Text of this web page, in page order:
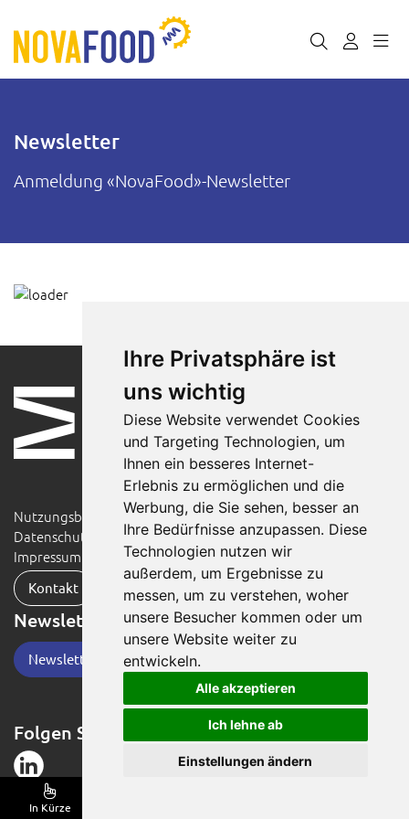
Ihre Privatsphäre ist
uns wichtig
Diese Website verwendet Cookies
und Targeting Technologien, um
Ihnen ein besseres Internet-
Erlebnis zu ermöglichen und die
Werbung, die Sie sehen, besser an
Ihre Bedürfnisse anzupassen. Diese
Technologien nutzen wir
außerdem, um Ergebnisse zu
messen, um zu verstehen, woher
unsere Besucher kommen oder um
unsere Website weiter zu
entwickeln.
Alle akzeptieren
Ich lehne ab
Einstellungen ändern
In Kürze
Newsletter
Anmeldung «NovaFood»-Newsletter
Nutzungsbedingungen
Datenschutzerklärung
Impressum
Kontakt
Newsletter
Newsletter-Anmeldung
Folgen Sie der NovaFood